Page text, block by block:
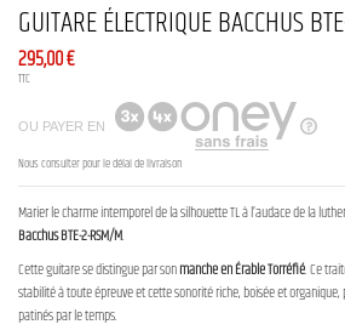
GUITARE ÉLECTRIQUE BACCHUS
295,00 €
TTC
OU PAYER EN
Nous consulter pour le délai de livraison
Marier le charme intemporel de la silhouette TL à l’audace de la
Bacchus BTE-2-RSM/M.
Cette guitare se distingue par sonmanche en Érable Torréfié. Ce
stabilité à toute épreuve et cette sonorité riche, boisée et
patinés par le temps.